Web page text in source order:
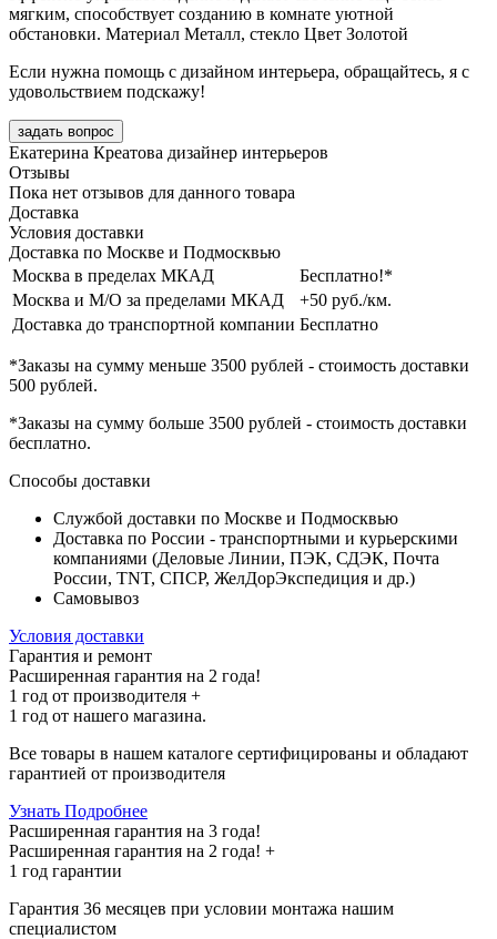
мягким, способствует созданию в комнате уютной
обстановки. Материал Металл, стекло Цвет Золотой
Если нужна помощь с дизайном интерьера, обращайтесь, я с
удовольствием подскажу!
задать вопрос
Екатерина Креатова дизайнер интерьеров
Отзывы
Пока нет отзывов для данного товара
Доставка
Условия доставки
Доставка по Москве и Подмосквью
Москва в пределах МКАД
Бесплатно!*
Москва и М/О за пределами МКАД
+50 руб./км.
Доставка до транспортной компании Бесплатно
*Заказы на сумму меньше 3500 рублей - стоимость доставки
500 рублей.
*Заказы на сумму больше 3500 рублей - стоимость доставки
бесплатно.
Способы доставки
Службой доставки по Москве и Подмосквью
Доставка по России - транспортными и курьерскими
компаниями (Деловые Линии, ПЭК, СДЭК, Почта
России, TNT, СПСР, ЖелДорЭкспедиция и др.)
Самовывоз
Условия доставки
Гарантия и ремонт
Расширенная гарантия на 2 года!
1 год от производителя +
1 год от нашего магазина.
Все товары в нашем каталоге сертифицированы и обладают
гарантией от производителя
Узнать Подробнее
Расширенная гарантия на 3 года!
Расширенная гарантия на 2 года! +
1 год гарантии
Гарантия 36 месяцев при условии монтажа нашим
специалистом